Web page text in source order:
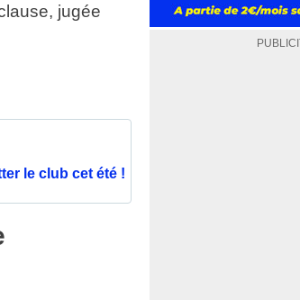
jugée
le club cet été !